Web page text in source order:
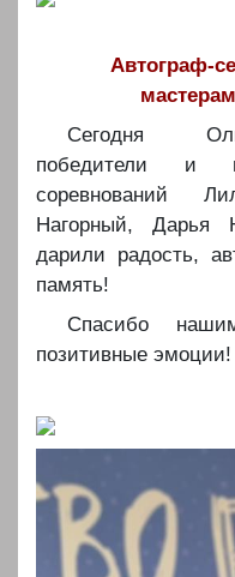
Автограф-
Сегодня
победители и
соревнований
Нагорный, Дарья
дарили радость,
память!
Спасибо
позитивные эмоции!